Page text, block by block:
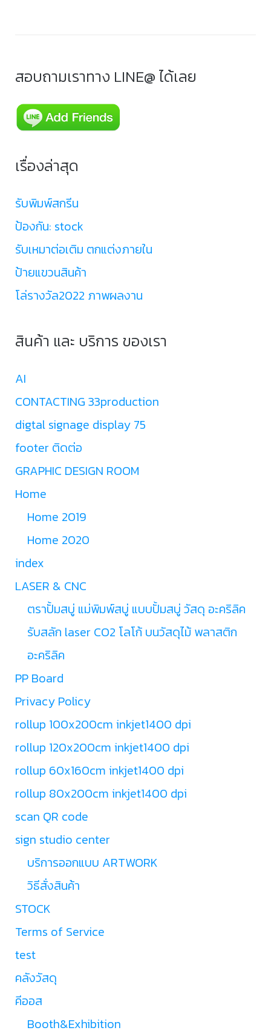
สอบถามเราทาง LINE@ ได้เลย
เรื่องล่าสุด
รับพิมพ์สกรีน
ป้องกัน: stock
รับเหมาต่อเติม ตกแต่งภายใน
ป้ายแขวนสินค้า
โล่รางวัล2022 ภาพผลงาน
สินค้า และ บริการ ของเรา
AI
CONTACTING 33production
digtal signage display 75
footer ติดต่อ
GRAPHIC DESIGN ROOM
Home
Home 2019
Home 2020
index
LASER & CNC
ตราปั้มสบู่ แม่พิมพ์สบู่ แบบปั้มสบู่ วัสดุ อะคริลิค
รับสลัก laser CO2 โลโก้ บนวัสดุไม้ พลาสติก
อะคริลิค
PP Board
Privacy Policy
rollup 100x200cm inkjet1400 dpi
rollup 120x200cm inkjet1400 dpi
rollup 60x160cm inkjet1400 dpi
rollup 80x200cm inkjet1400 dpi
scan QR code
sign studio center
บริการออกแบบ ARTWORK
วิธีสั่งสินค้า
STOCK
Terms of Service
test
คลังวัสดุ
คีออส
Booth&Exhibition